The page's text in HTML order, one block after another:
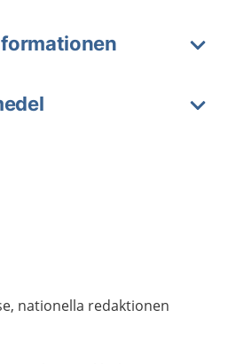
nationella redaktionen